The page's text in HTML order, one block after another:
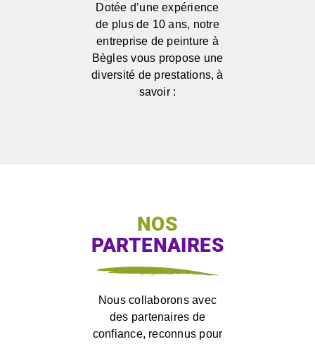
Dotée d’une expérience
de plus de 10 ans, notre
entreprise de peinture à
Bègles vous propose une
diversité de prestations, à
savoir :
NOS
PARTENAIRES
Nous collaborons avec
des partenaires de
confiance, reconnus pour